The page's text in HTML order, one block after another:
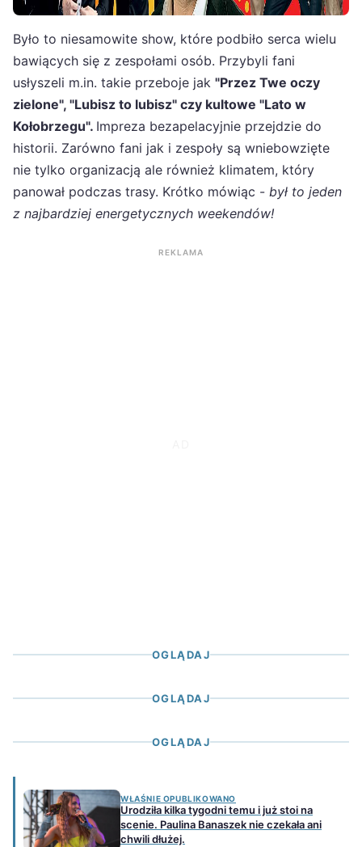
Było to niesamowite show, które podbiło serca wielu
bawiących się z zespołami osób. Przybyli fani
usłyszeli m.in. takie przeboje jak "Przez Twe oczy
zielone", "Lubisz to lubisz" czy kultowe "Lato w
Kołobrzegu". Impreza bezapelacyjnie przejdzie do
historii. Zarówno fani jak i zespoły są wniebowzięte
nie tylko organizacją ale również klimatem, który
panował podczas trasy. Krótko mówiąc - był to jeden
z najbardziej energetycznych weekendów!
REKLAMA
OGLĄDAJ
OGLĄDAJ
OGLĄDAJ
WŁAŚNIE OPUBLIKOWANO
Urodziła kilka tygodni temu i już stoi na
scenie. Paulina Banaszek nie czekała ani
chwili dłużej.